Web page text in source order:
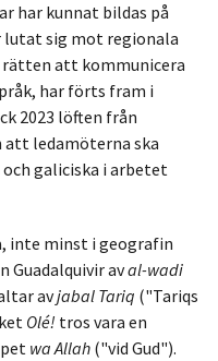
har kunnat bildas på
lutat sig mot regionala
att kommunicera
har förts fram i
2023 löften från
ledamöterna ska
galiciska i arbetet
inte minst i geografin
Guadalquivir aval-wadi
avjabal Tariq ("Tariqs
Olé! tros vara en
wa Allah("vid Gud").